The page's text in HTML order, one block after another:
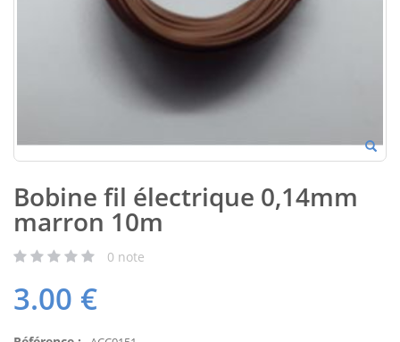
Bobine fil électrique 0,14mm
marron 10m
0 note
3.00 €